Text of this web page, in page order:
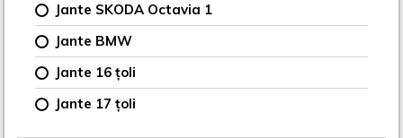
Jante SKODA Octavia 1
Jante BMW
Jante 16 țoli
Jante 17 țoli